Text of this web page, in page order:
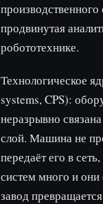
продвинутая
робототехнике.
Технологическое
systems, CPS):
неразрывно
слой. Машина не
передаёт его в
систем много и
завод